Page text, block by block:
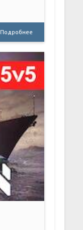
Подробнее